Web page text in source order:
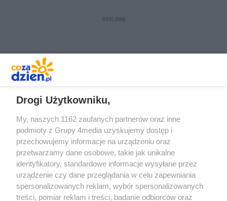
REKLAMA
Redakcja Reklama Prywatność
Praca Łódź
Drogi Użytkowniku,
My, naszych 1162 zaufanych partnerów oraz inne
podmioty z Grupy 4media uzyskujemy dostęp i
przechowujemy informacje na urządzeniu oraz
przetwarzamy dane osobowe, takie jak unikalne
identyfikatory, standardowe informacje wysyłane przez
urządzenie czy dane przeglądania w celu zapewniania
spersonalizowanych reklam, wybór spersonalizowanych
treści, pomiar reklam i treści, badanie odbiorców oraz